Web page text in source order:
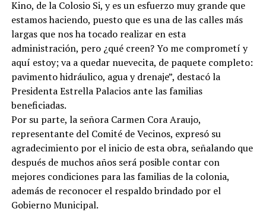
Kino, de la Colosio Si, y es un esfuerzo muy grande que
estamos haciendo, puesto que es una de las calles más
largas que nos ha tocado realizar en esta
administración, pero ¿qué creen? Yo me comprometí y
aquí estoy; va a quedar nuevecita, de paquete completo:
pavimento hidráulico, agua y drenaje”, destacó la
Presidenta Estrella Palacios ante las familias
beneficiadas.
Por su parte, la señora Carmen Cora Araujo,
representante del Comité de Vecinos, expresó su
agradecimiento por el inicio de esta obra, señalando que
después de muchos años será posible contar con
mejores condiciones para las familias de la colonia,
además de reconocer el respaldo brindado por el
Gobierno Municipal.